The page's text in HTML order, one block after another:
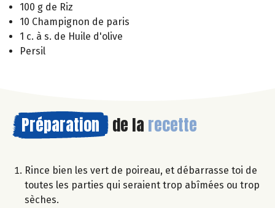
100 g de Riz
10 Champignon de paris
1 c. à s. de Huile d'olive
Persil
Préparation de la recette
Rince bien les vert de poireau, et débarrasse toi de
toutes les parties qui seraient trop abîmées ou trop
sèches.